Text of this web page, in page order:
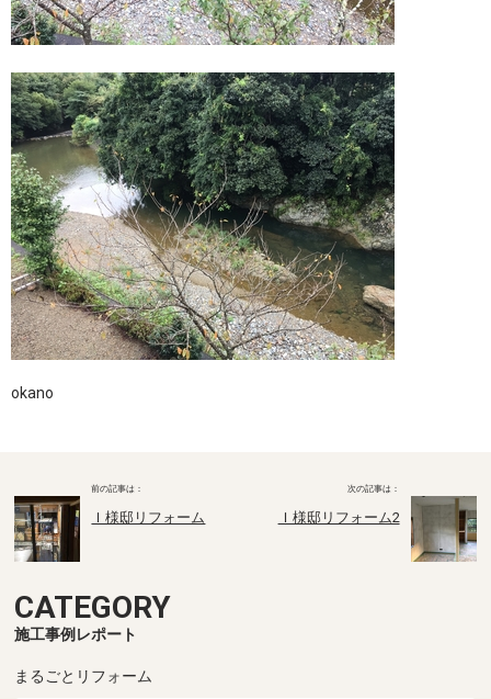
okano
Ｉ様邸リフォーム Ｉ様邸リフォーム2
CATEGORY
施工事例レポート
まるごとリフォーム